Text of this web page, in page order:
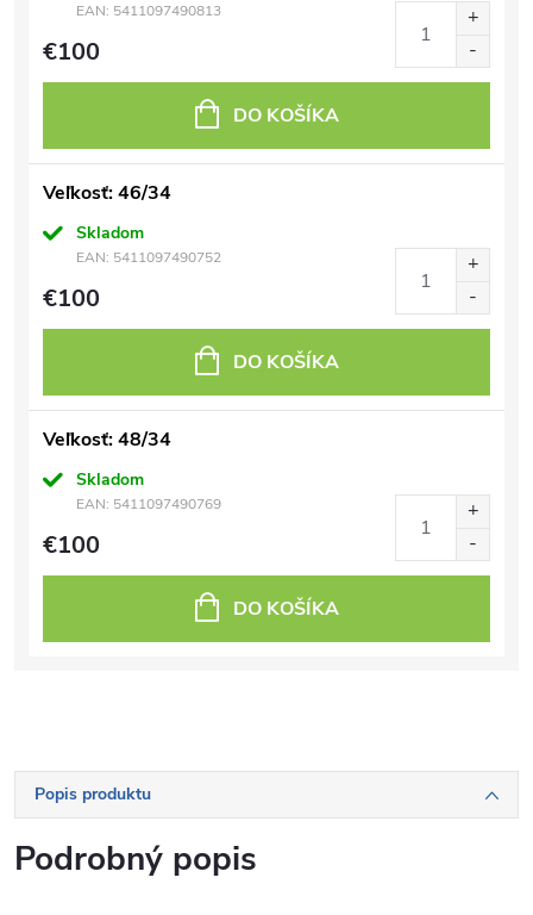
EAN: 5411097490813
€100
DO KOŠÍKA
Veľkosť: 46/34
Skladom
EAN: 5411097490752
€100
DO KOŠÍKA
Veľkosť: 48/34
Skladom
EAN: 5411097490769
€100
DO KOŠÍKA
Popis produktu
Podrobný popis